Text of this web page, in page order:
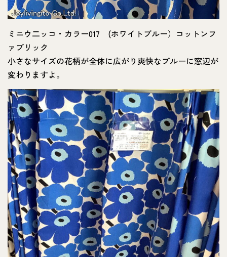
ミニウ二ッコ・カラー017 (ホワイトブルー）コットンフ
ァブリック
小さなサイズの花柄が全体に広がり爽快なブルーに窓辺が
変わりますよ。